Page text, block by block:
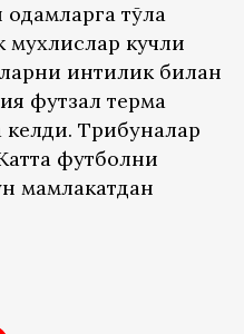
тўла
мухлислар кучли
интиқлик билан
футзал терма
Трибуналар
футболни
мамлакатдан